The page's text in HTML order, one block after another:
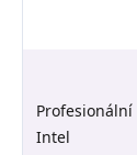
Profesionální
Intel